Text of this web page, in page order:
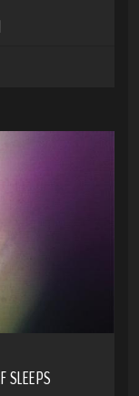
SLEEPS